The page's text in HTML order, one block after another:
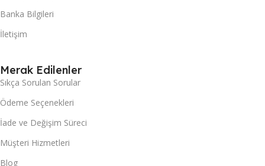
Banka Bilgileri
İletişim
Merak Edilenler
Sıkça Sorulan Sorular
Ödeme Seçenekleri
İade ve Değişim Süreci
Müşteri Hizmetleri
Blog